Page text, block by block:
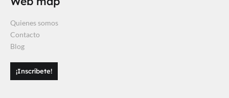
Quienes somos
Contacto
Blog
¡Inscríbete!